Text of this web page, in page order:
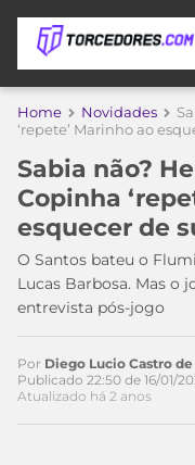
APOSTAS
DE
APOSTA
MELHORES
SITES
DE
APOSTAS
2026
COPA
DO
MUNDO
TIMES
MEU
TIME
Home Novidades
‘repete’ Marinho ao
Sabia não?
Copinha
esquecer de
O Santos bateu o
Lucas Barbosa. Mas o
entrevista pós-jogo
Acesse o perfil
Por Diego Lucio Castro
Publicado 22:50 de 16/01/
Atualizado há 2 anos